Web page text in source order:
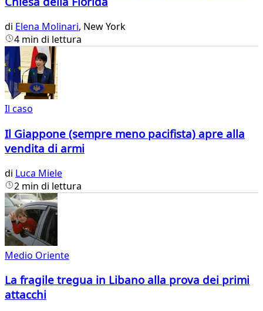
di Elena Molinari, New York
4 min di lettura
Il caso
Il Giappone (sempre meno pacifista) apre alla
vendita di armi
di Luca Miele
2 min di lettura
Medio Oriente
La fragile tregua in Libano alla prova dei primi
attacchi